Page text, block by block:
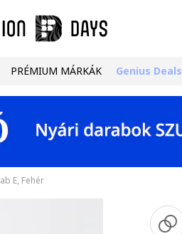
PRÉMIUM MÁRKÁK Genius Deals
E, Fehér